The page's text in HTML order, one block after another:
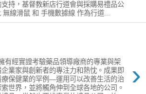
持，基督教新店行道會與採購易禮品公
線滑鼠 和 手機數據線 作為行道...
›
有經實證考驗藥品領導廠商的專業與架
業家與創新者的專注力和熱忱。成果即
療保健業的罕例—運用可以改善生活的治
世界，並將觸角伸到全球各地的公司。